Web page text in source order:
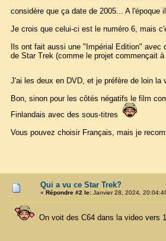
considère que ça date de 2005... A
Je crois que celui-ci est le numéro 6, mais
Ils ont fait aussi une "Impérial Edition"
de Star Trek (comme le projet commençait
J'ai les deux en DVD, et je préfère de loin
Bon, sinon pour les côtés négatifs le film
Finlandais avec des sous-titres
Vous pouvez choisir Français, mais je
Qui a vu ce Star Trek?
« Répondre #2 le:Janvier 28, 2024,
On voit des C64 dans la video